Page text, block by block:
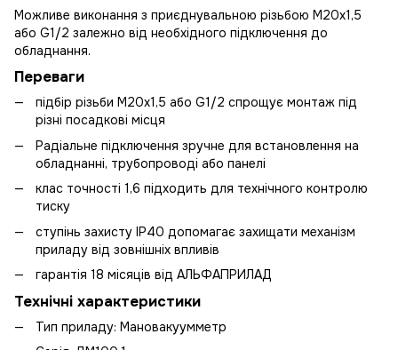
Можливе виконання з приєднувальною різьбою М20х1,5
або G1/2 залежно від необхідного підключення до
обладнання.
Переваги
підбір різьби М20х1,5 або G1/2 спрощує монтаж під
різні посадкові місця
Радіальне підключення зручне для встановлення на
обладнанні, трубопроводі або панелі
клас точності 1,6 підходить для технічного контролю
тиску
ступінь захисту IP40 допомагає захищати механізм
приладу від зовнішніх впливів
гарантія 18 місяців від АЛЬФАПРИЛАД
Технічні характеристики
Тип приладу: Мановакуумметр